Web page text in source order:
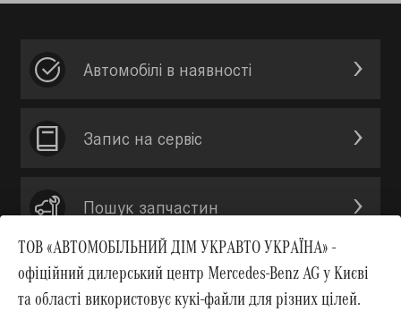
ТОВ «АВТОМОБІЛЬНИЙ ДІМ УКРАВТО УКРАЇНА» -
офіційний дилерський центр Mercedes-Benz AG у Києві
та області використовує кукі-файли для різних цілей.
Автомобілі в наявності
Запис на сервic
Пошук запчастин
Зв’язатись з нами